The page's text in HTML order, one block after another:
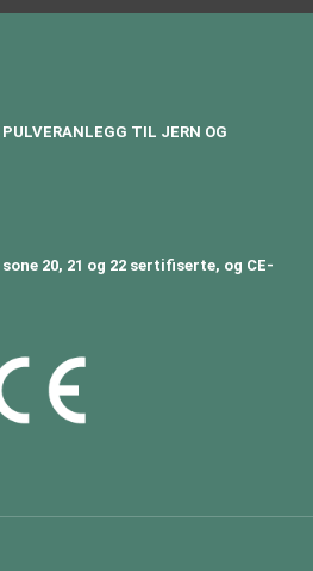
TIL JERN OG
20, 21 og 22 sertifiserte, og CE-